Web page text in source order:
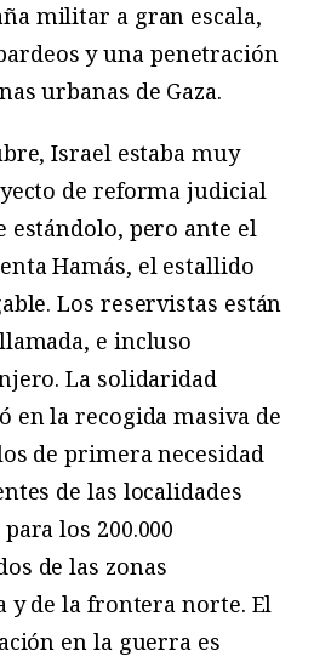
militar a gran escala,
y una penetración
urbanas de Gaza.
Israel estaba muy
de reforma judicial
estándolo, pero ante el
Hamás, el estallido
Los reservistas están
e incluso
La solidaridad
en la recogida masiva de
de primera necesidad
de las localidades
los 200.000
de las zonas
y de la frontera norte. El
en la guerra es